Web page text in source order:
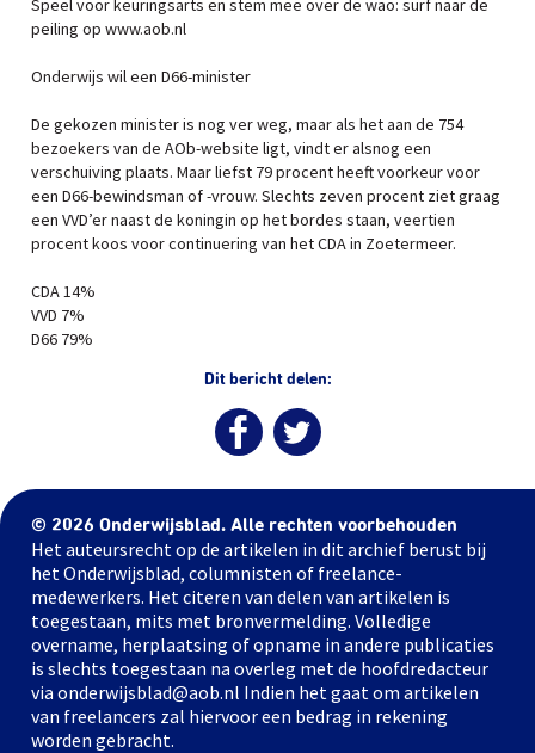
Speel voor keuringsarts en stem mee over de wao: surf naar de
peiling op www.aob.nl
Onderwijs wil een D66-minister
De gekozen minister is nog ver weg, maar als het aan de 754
bezoekers van de AOb-website ligt, vindt er alsnog een
verschuiving plaats. Maar liefst 79 procent heeft voorkeur voor
een D66-bewindsman of -vrouw. Slechts zeven procent ziet graag
een VVD’er naast de koningin op het bordes staan, veertien
procent koos voor continuering van het CDA in Zoetermeer.
CDA 14%
VVD 7%
D66 79%
Dit bericht delen:
© 2026 Onderwijsblad. Alle rechten voorbehouden
Het auteursrecht op de artikelen in dit archief berust bij
het Onderwijsblad, columnisten of freelance-
medewerkers. Het citeren van delen van artikelen is
toegestaan, mits met bronvermelding. Volledige
overname, herplaatsing of opname in andere publicaties
is slechts toegestaan na overleg met de hoofdredacteur
via onderwijsblad@aob.nl Indien het gaat om artikelen
van freelancers zal hiervoor een bedrag in rekening
worden gebracht.